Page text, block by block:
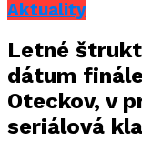
Aktuality
Letné
dátum
Oteckov, v
seriálová